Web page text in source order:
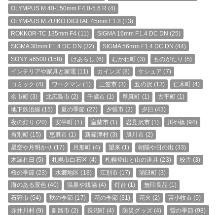
OLYMPUS M.40-150mm F4.0-5.6 R (4)
OLYMPUS M.ZUIKO DIGITAL 45mm F1.8 (13)
ROKKOR-TC 135mm F4 (11) SIGMA 16mm F1.4 DC DN (25)
SIGMA 30mm F1.4 DC DN (32) SIGMA 56mm F1.4 DC DN (44)
SONY a6500 (158) けあらし (6) むかわ町 (3) ものがたり (5)
インテリアや家具と家電 (11) カインズ(8) ケシュア (7)
コミック (4) ワークマン (1) 三笠市 (3) 五の沢 (13) 仁木町 (4)
余市町(3) 北広島市 (2) 千歳市(1) 厚真町 (1) 古平町 (1)
地下鉄沿線 (15) 夏の季節 (27) 夕張市 (2) 夕日 (43)
夜の灯り (20) 安平町 (1) 室蘭市(1) 岩見沢市(1) 川や橋 (94)
当別町(15) 恵庭市 (1) 新篠津村(3) 旭川市(2)
星空や月明かり (17) 月形町 (4) 望来 (1) 朝陽や日の出 (33)
木漏れ日 (5) 札幌市白石区 (4) 札幌登山と山の道具 (23) 校舎 (3)
桜の季節 (23) 水郷地区 (18) 江別市 (17) 浦臼町(3)
海のある景色(40) 温泉や銭湯(4) 灯台 (1) 無印良品 (1)
石狩市(54) 秋の季節 (17) 花の季節 (31) 花火 (2) 苫小牧市 (5)
赤井川村(9) 釧路市 (2) 長沼町(4) 防災グッズ(4) 雪の季節 (98)